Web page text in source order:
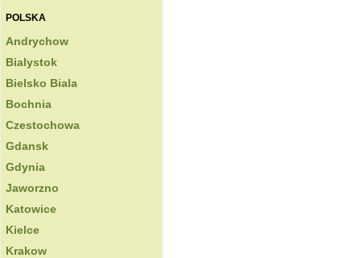
POLSKA
Andrychow
Bialystok
Bielsko Biala
Bochnia
Czestochowa
Gdansk
Gdynia
Jaworzno
Katowice
Kielce
Krakow